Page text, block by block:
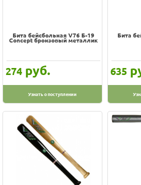
Бита бейсбольная V76 Б-19
Concept бронзовый металлик
274 руб.
Узнать о поступлении
Бита
635